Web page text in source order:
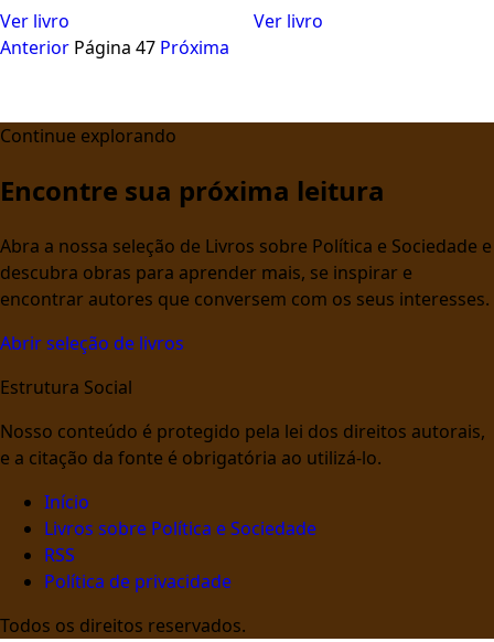
Ver livro
Ver livro
Anterior Página 47 Próxima
Continue explorando
Encontre sua próxima leitura
Abra a nossa seleção de Livros sobre Política e Sociedade e
descubra obras para aprender mais, se inspirar e
encontrar autores que conversem com os seus interesses.
Abrir seleção de livros
Estrutura Social
Nosso conteúdo é protegido pela lei dos direitos autorais,
e a citação da fonte é obrigatória ao utilizá-lo.
Início
Livros sobre Política e Sociedade
RSS
Política de privacidade
Todos os direitos reservados.